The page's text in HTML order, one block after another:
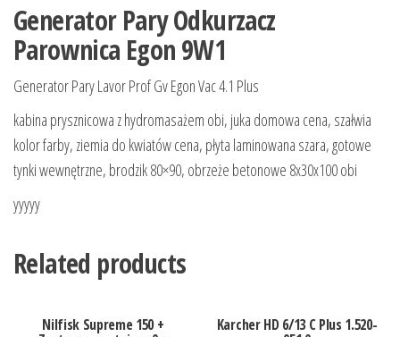
Generator Pary Odkurzacz
Parownica Egon 9W1
Generator Pary Lavor Prof Gv Egon Vac 4.1 Plus
kabina prysznicowa z hydromasażem obi, juka domowa cena, szałwia
kolor farby, ziemia do kwiatów cena, płyta laminowana szara, gotowe
tynki wewnętrzne, brodzik 80×90, obrzeże betonowe 8x30x100 obi
yyyyy
Related products
Nilfisk Supreme 150 + Karcher HD 6/13 C Plus 1.520-